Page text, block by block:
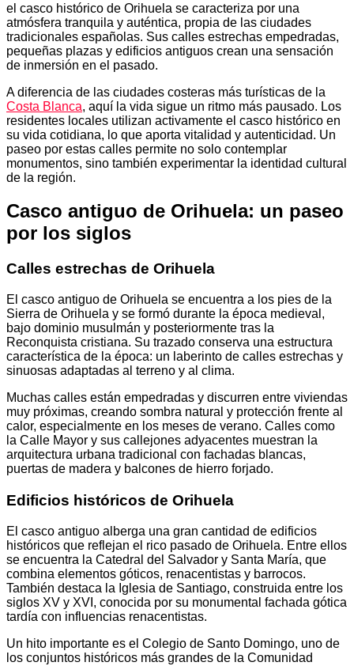
el casco histórico de Orihuela se caracteriza por una
atmósfera tranquila y auténtica, propia de las ciudades
tradicionales españolas. Sus calles estrechas empedradas,
pequeñas plazas y edificios antiguos crean una sensación
de inmersión en el pasado.
A diferencia de las ciudades costeras más turísticas de la
Costa Blanca, aquí la vida sigue un ritmo más pausado. Los
residentes locales utilizan activamente el casco histórico en
su vida cotidiana, lo que aporta vitalidad y autenticidad. Un
paseo por estas calles permite no solo contemplar
monumentos, sino también experimentar la identidad cultural
de la región.
Casco antiguo de Orihuela: un paseo
por los siglos
Calles estrechas de Orihuela
El casco antiguo de Orihuela se encuentra a los pies de la
Sierra de Orihuela y se formó durante la época medieval,
bajo dominio musulmán y posteriormente tras la
Reconquista cristiana. Su trazado conserva una estructura
característica de la época: un laberinto de calles estrechas y
sinuosas adaptadas al terreno y al clima.
Muchas calles están empedradas y discurren entre viviendas
muy próximas, creando sombra natural y protección frente al
calor, especialmente en los meses de verano. Calles como
la Calle Mayor y sus callejones adyacentes muestran la
arquitectura urbana tradicional con fachadas blancas,
puertas de madera y balcones de hierro forjado.
Edificios históricos de Orihuela
El casco antiguo alberga una gran cantidad de edificios
históricos que reflejan el rico pasado de Orihuela. Entre ellos
se encuentra la Catedral del Salvador y Santa María, que
combina elementos góticos, renacentistas y barrocos.
También destaca la Iglesia de Santiago, construida entre los
siglos XV y XVI, conocida por su monumental fachada gótica
tardía con influencias renacentistas.
Un hito importante es el Colegio de Santo Domingo, uno de
los conjuntos históricos más grandes de la Comunidad